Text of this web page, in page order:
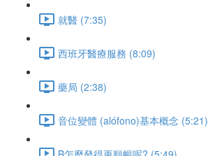
就醫 (7:35)
西班牙醫療服務 (8:09)
藥局 (2:38)
音位變體 (alófono)基本概念 (5:21)